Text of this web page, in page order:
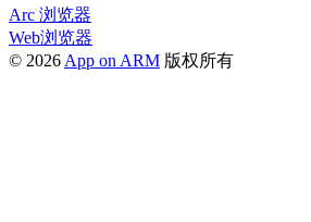
Arc 浏览器
Web浏览器
© 2026 App on ARM 版权所有